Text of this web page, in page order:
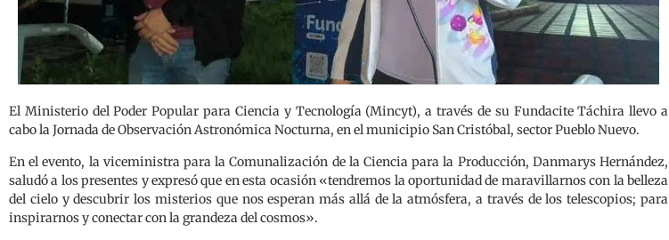
El Ministerio del Poder Popular para Ciencia y Tecnología (Mincyt), a través de su Fundacite Táchira llevo a
cabo la Jornada de Observación Astronómica Nocturna, en el municipio San Cristóbal, sector Pueblo Nuevo.
En el evento, la viceministra para la Comunalización de la Ciencia para la Producción, Danmarys Hernández,
saludó a los presentes y expresó que en esta ocasión «tendremos la oportunidad de maravillarnos con la belleza
del cielo y descubrir los misterios que nos esperan más allá de la atmósfera, a través de los telescopios; para
inspirarnos y conectar con la grandeza del cosmos».